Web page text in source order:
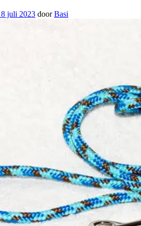
8 juli 2023 doorBasi